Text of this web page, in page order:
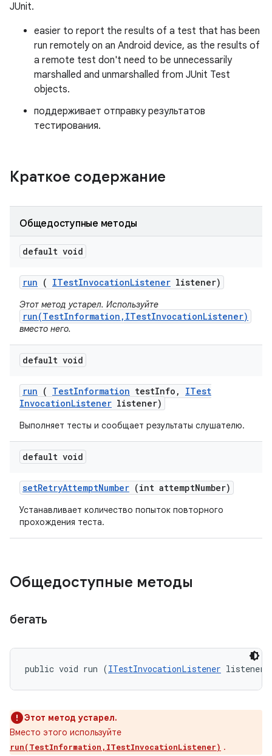
JUnit.
easier to report the results of a test that has been
run remotely on an Android device, as the results of
a remote test don't need to be unnecessarily
marshalled and unmarshalled from JUnit Test
objects.
поддерживает отправку результатов
тестирования.
Краткое содержание
Общедоступные методы
default void
run ( ITestInvocationListener listener)
Этот метод устарел. Используйте
run(TestInformation,ITestInvocationListener)
вместо него.
default void
run ( TestInformation testInfo ,
ITest
InvocationListener listener)
Выполняет тесты и сообщает результаты слушателю.
default void
setRetryAttemptNumber (int attemptNumber)
Устанавливает количество попыток повторного
прохождения теста.
Общедоступные методы
бегать
public void run (ITestInvocationListener listener)
Этот метод устарел.
Вместо этого используйте
run(TestInformation,ITestInvocationListener) .